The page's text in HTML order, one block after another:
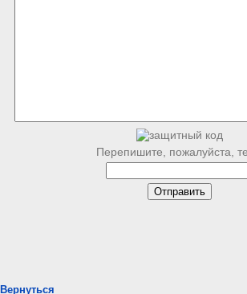
Перепишите, пожалуйста,
Вернуться